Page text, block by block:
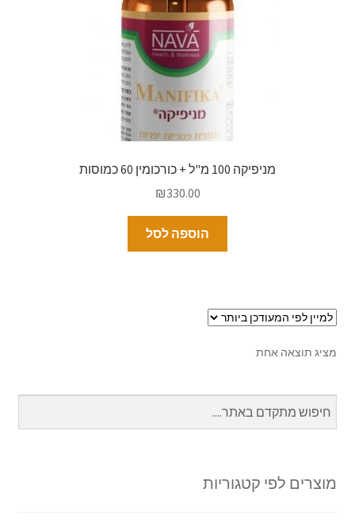
מניפיקה 100 מ"ל + כורכומין 60 כמוסות
₪330.00
הוספה לסל
מציג תוצאה אחת
מוצרים לפי קטגוריות